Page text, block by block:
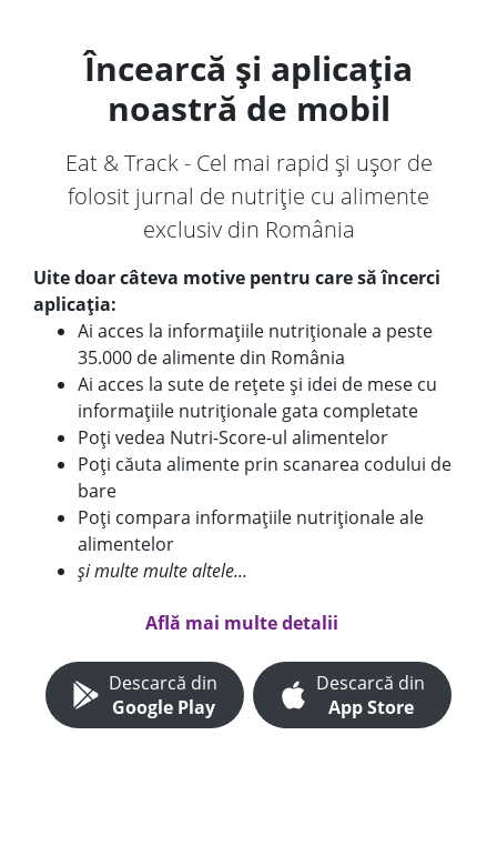
Încearcă și aplicația
noastră de mobil
Eat & Track - Cel mai rapid și ușor de
folosit jurnal de nutriție cu alimente
exclusiv din România
Uite doar câteva motive pentru care să încerci
aplicația:
Ai acces la informațiile nutriționale a peste
35.000 de alimente din România
Ai acces la sute de rețete și idei de mese cu
informațiile nutriționale gata completate
Poți vedea Nutri-Score-ul alimentelor
Poți căuta alimente prin scanarea codului de
bare
Poți compara informațiile nutriționale ale
alimentelor
și multe multe altele...
Află mai multe detalii
Descarcă din
Google Play
Descarcă din
App Store